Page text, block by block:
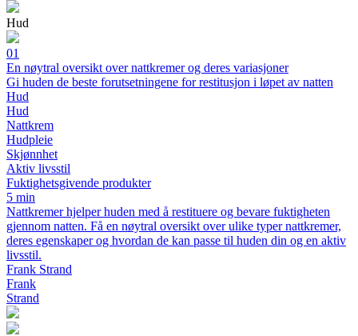
Hud
01
En nøytral oversikt over nattkremer og deres variasjoner
Gi huden de beste forutsetningene for restitusjon i løpet av natten
Hud
Hud
Nattkrem
Hudpleie
Skjønnhet
Aktiv livsstil
Fuktighetsgivende produkter
5 min
Nattkremer hjelper huden med å restituere og bevare fuktigheten
gjennom natten. Få en nøytral oversikt over ulike typer nattkremer,
deres egenskaper og hvordan de kan passe til huden din og en aktiv
livsstil.
Frank Strand
Frank
Strand